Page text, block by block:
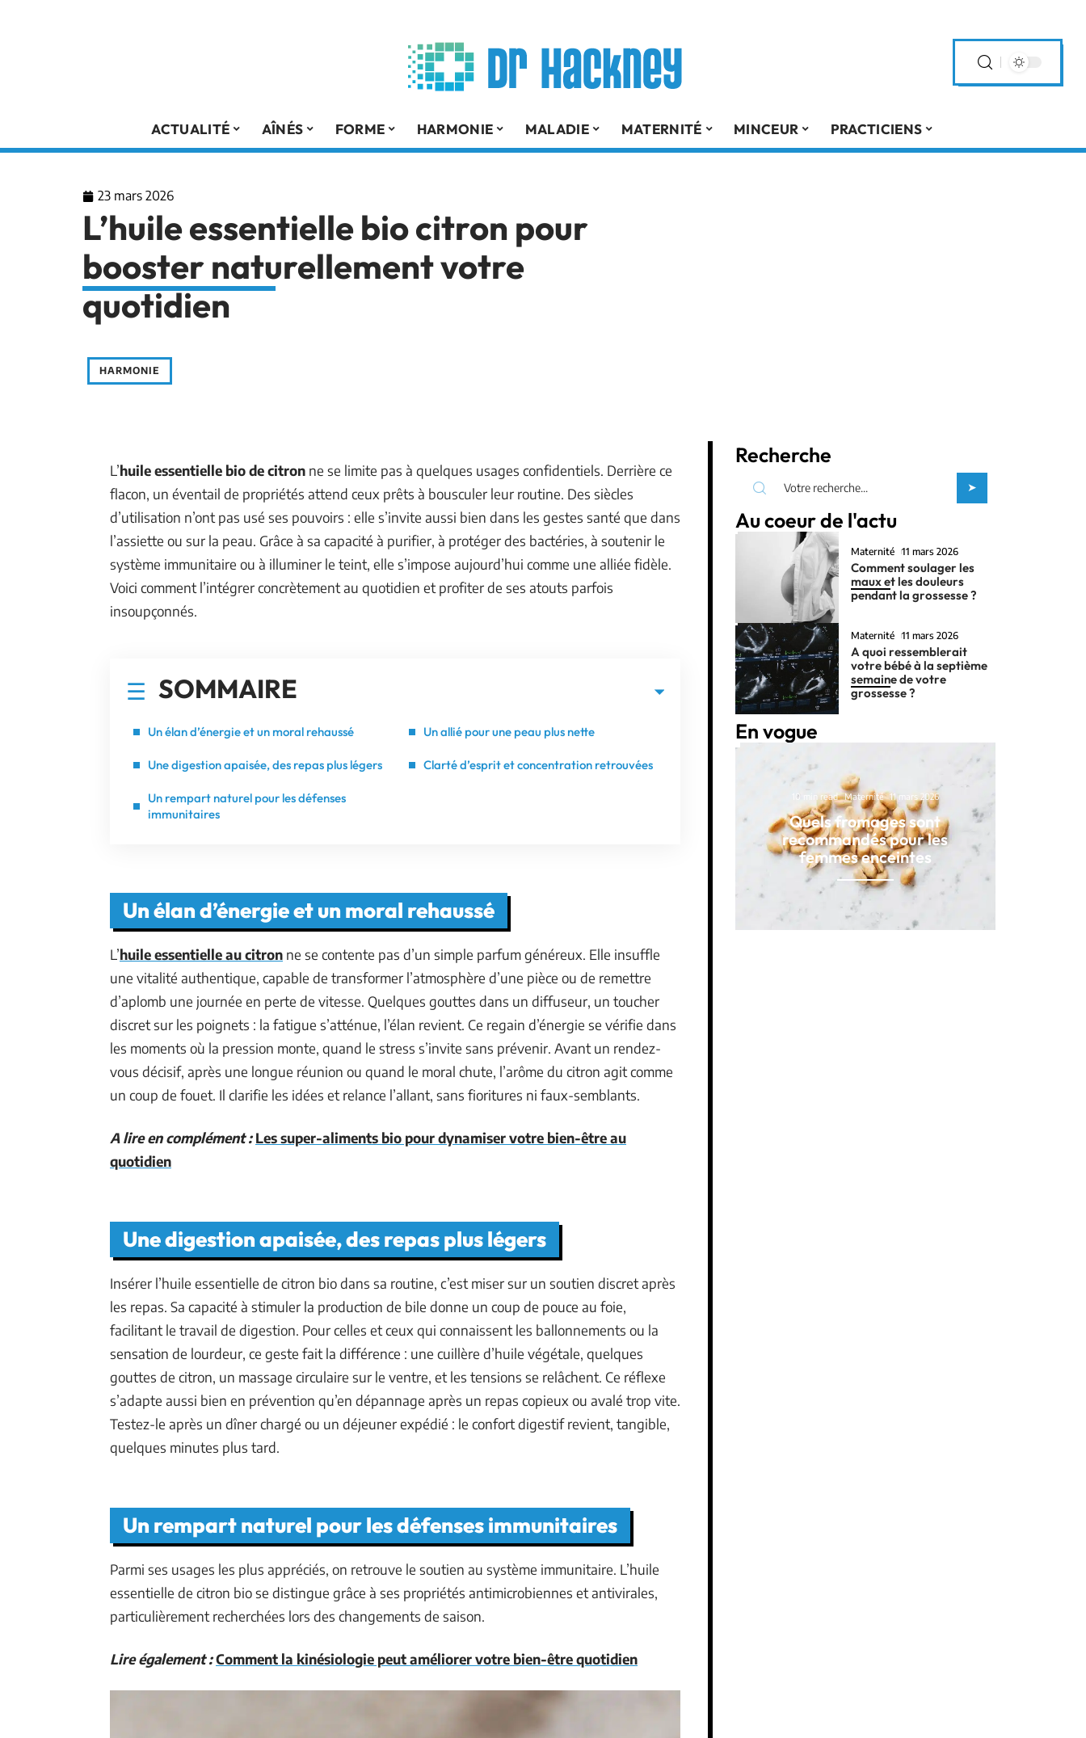
ACTUALITÉ AÎNÉS FORME HARMONIE MALADIE MATERNITÉ MINCEUR PRACTICIENS
23 mars 2026
L’huile essentielle bio citron pour
booster naturellement votre
quotidien
HARMONIE
L’huile essentielle bio de citron ne se limite pas à quelques usages confidentiels. Derrière ce
flacon, un éventail de propriétés attend ceux prêts à bousculer leur routine. Des siècles
d’utilisation n’ont pas usé ses pouvoirs : elle s’invite aussi bien dans les gestes santé que dans
l’assiette ou sur la peau. Grâce à sa capacité à purifier, à protéger des bactéries, à soutenir le
système immunitaire ou à illuminer le teint, elle s’impose aujourd’hui comme une alliée fidèle.
Voici comment l’intégrer concrètement au quotidien et profiter de ses atouts parfois
insoupçonnés.
SOMMAIRE
Un élan d’énergie et un moral rehaussé
Une digestion apaisée, des repas plus légers
Un rempart naturel pour les défenses
immunitaires
Un allié pour une peau plus nette
Clarté d’esprit et concentration retrouvées
Un élan d’énergie et un moral rehaussé
L’huile essentielle au citron ne se contente pas d’un simple parfum généreux. Elle insuffle
une vitalité authentique, capable de transformer l’atmosphère d’une pièce ou de remettre
d’aplomb une journée en perte de vitesse. Quelques gouttes dans un diffuseur, un toucher
discret sur les poignets : la fatigue s’atténue, l’élan revient. Ce regain d’énergie se vérifie dans
les moments où la pression monte, quand le stress s’invite sans prévenir. Avant un rendez-
vous décisif, après une longue réunion ou quand le moral chute, l’arôme du citron agit comme
un coup de fouet. Il clarifie les idées et relance l’allant, sans fioritures ni faux-semblants.
A lire en complément : Les super-aliments bio pour dynamiser votre bien-être au
quotidien
Une digestion apaisée, des repas plus légers
Insérer l’huile essentielle de citron bio dans sa routine, c’est miser sur un soutien discret après
les repas. Sa capacité à stimuler la production de bile donne un coup de pouce au foie,
facilitant le travail de digestion. Pour celles et ceux qui connaissent les ballonnements ou la
sensation de lourdeur, ce geste fait la différence : une cuillère d’huile végétale, quelques
gouttes de citron, un massage circulaire sur le ventre, et les tensions se relâchent. Ce réflexe
s’adapte aussi bien en prévention qu’en dépannage après un repas copieux ou avalé trop vite.
Testez-le après un dîner chargé ou un déjeuner expédié : le confort digestif revient, tangible,
quelques minutes plus tard.
Un rempart naturel pour les défenses immunitaires
Parmi ses usages les plus appréciés, on retrouve le soutien au système immunitaire. L’huile
essentielle de citron bio se distingue grâce à ses propriétés antimicrobiennes et antivirales,
particulièrement recherchées lors des changements de saison.
Lire également :Comment la kinésiologie peut améliorer votre bien-être quotidien
Recherche
Au coeur de l'actu
Maternité 11 mars 2026
Comment soulager les
maux et les douleurs
pendant la grossesse ?
Maternité 11 mars 2026
A quoi ressemblerait
votre bébé à la septième
semaine de votre
grossesse ?
En vogue
10 min read Maternité 11 mars 2026
Quels fromages sont
recommandés pour les
femmes enceintes